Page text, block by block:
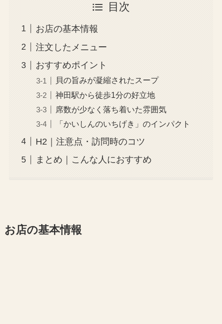
目次
お店の基本情報
注文したメニュー
おすすめポイント
貝の旨みが凝縮されたスープ
神田駅から徒歩1分の好立地
席数が少なく落ち着いた雰囲気
「かいしんのいちげき」のインパクト
H2｜注意点・訪問時のコツ
まとめ｜こんな人におすすめ
お店の基本情報